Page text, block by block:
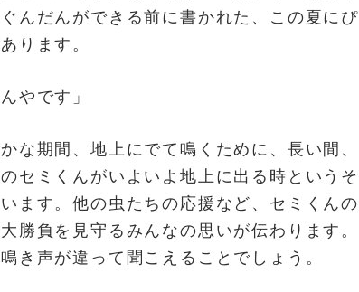
んだんができる前に書かれた、この夏にぴ
ります。
やです」
な期間、地上にでて鳴くために、長い間、
セミくんがいよいよ地上に出る時というそ
ます。他の虫たちの応援など、セミくんの
勝負を見守るみんなの思いが伝わります。
き声が違って聞こえることでしょう。